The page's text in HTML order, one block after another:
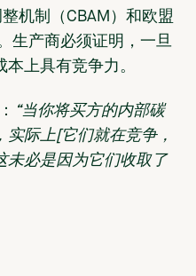
机制（CBAM）和欧盟
生产商必须证明，一旦
上具有竞争力。
“当你将买方的内部碳
际上[它们就在竞争，
未必是因为它们收取了